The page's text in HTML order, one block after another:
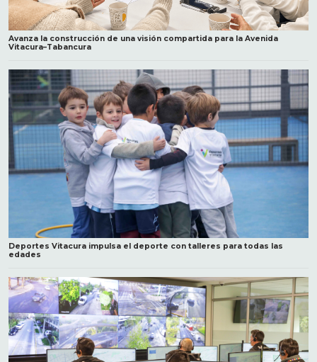
Avanza la construcción de una visión compartida para la Avenida
Vitacura–Tabancura
Deportes Vitacura impulsa el deporte con talleres para todas las
edades